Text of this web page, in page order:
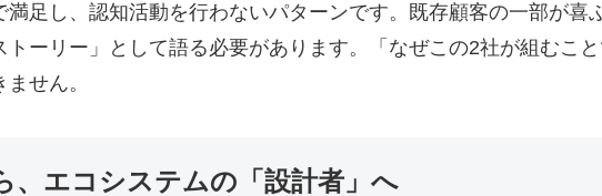
満足し、認知活動を行わないパターンです。既存顧客の一部が
ーリー」として語る必要があります。「なぜこの2社が組むこ
せん。
、エコシステムの「設計者」へ